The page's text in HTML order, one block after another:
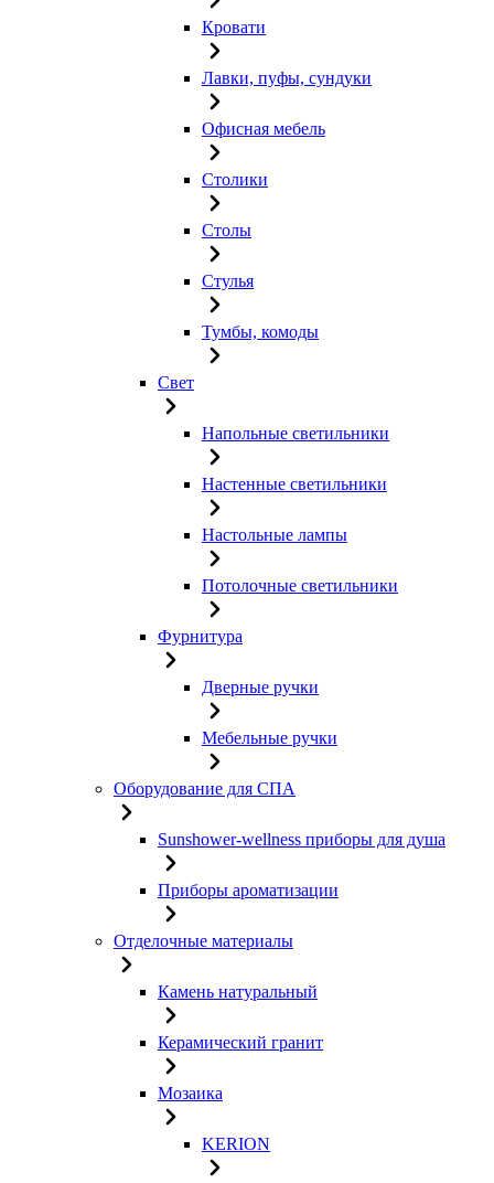
Кровати
Лавки, пуфы, сундуки
Офисная мебель
Столики
Столы
Стулья
Тумбы, комоды
Свет
Напольные светильники
Настенные светильники
Настольные лампы
Потолочные светильники
Фурнитура
Дверные ручки
Мебельные ручки
Оборудование для СПА
Sunshower-wellness приборы для душа
Приборы ароматизации
Отделочные материалы
Камень натуральный
Керамический гранит
Мозаика
KERION